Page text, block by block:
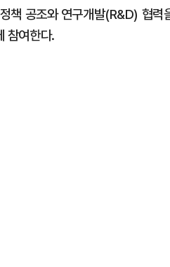
책 공조와 연구개발(R&D) 협력
참여한다.